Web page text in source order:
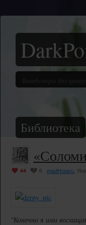
Библиотека
44 0 madHotaru ,
"Конечно я ими